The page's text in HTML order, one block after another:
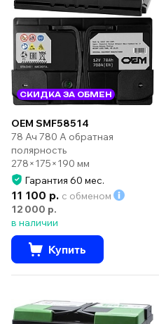
СКИДКА ЗА ОБМЕН
OEM SMF58514
78 Ач 780 А обратная
полярность
278×175×190 мм
Гарантия 60 мес.
11 100 р. с обменом
12 000 р.
в наличии
Купить